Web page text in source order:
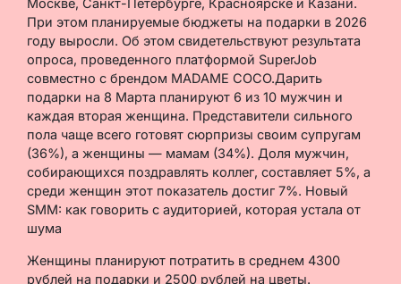
Москве, Санкт-Петербурге, Красноярске и Казани.
При этом планируемые бюджеты на подарки в 2026
году выросли. Об этом свидетельствуют результата
опроса, проведенного платформой SuperJob
совместно с брендом MADAME COCO.Дарить
подарки на 8 Марта планируют 6 из 10 мужчин и
каждая вторая женщина. Представители сильного
пола чаще всего готовят сюрпризы своим супругам
(36%), а женщины — мамам (34%). Доля мужчин,
собирающихся поздравлять коллег, составляет 5%, а
среди женщин этот показатель достиг 7%. Новый
SMM: как говорить с аудиторией, которая устала от
шума
Женщины планируют потратить в среднем 4300
рублей на подарки и 2500 рублей на цветы.